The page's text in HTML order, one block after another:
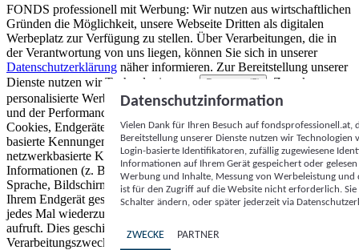
FONDS professionell mit Werbung: Wir nutzen aus wirtschaftlichen
Gründen die Möglichkeit, unsere Webseite Dritten als digitalen
Werbeplatz zur Verfügung zu stellen. Über Verarbeitungen, die in
der Verantwortung von uns liegen, können Sie sich in unserer
Datenschutzerklärung näher informieren. Zur Bereitstellung unserer
Dienste nutzen wir Technologien von
Partnern (5)
. Zwecke:
personalisierte Werbung und Inhalte, Messung von Werbeleistung
und der Performance von Inhalten sowie Zielgruppenforschung.
Cookies, Endgeräte- oder ähnliche Online-Kennungen (z. B. login-
basierte Kennungen, zufällig generierte Kennungen,
netzwerkbasierte Kennungen) können zusammen mit anderen
Informationen (z. B. Browsertyp und Browserinformationen,
Sprache, Bildschirmgröße, unterstützte Technologien usw.) auf
Ihrem Endgerät gespeichert oder von dort ausgelesen werden, um es
jedes Mal wiederzuerkennen, wenn es eine App oder einer Webseite
aufruft. Dies geschieht für einen oder mehrere der hier aufgeführten
Verarbeitungszwecke.
Datenschutzinformation
Vielen Dank für Ihren Besuch auf
Bereitstellung unserer Dienste nutzen wir Technologien
Login-basierte Identifikatoren, zufällig zugewiesene
Informationen auf Ihrem Gerät gespeichert oder
Werbung und Inhalte, Messung von Werbeleistung
ist für den Zugriff auf die Website nicht erforderlich.
Schalter ändern, oder später jederzeit via
ZWECKE PARTNER